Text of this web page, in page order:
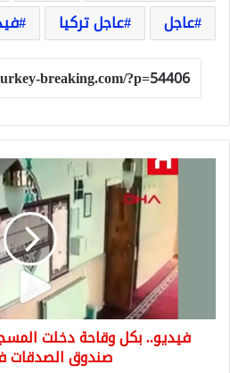
عاجل
عاجل تركيا
صندوق
الصدقاتفيديو.. بكل وقاحة دخلت
صندوق الصدقات